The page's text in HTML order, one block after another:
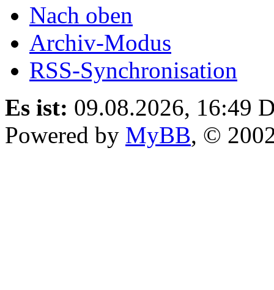
Nach oben
Archiv-Modus
RSS-Synchronisation
Es ist: 09.08.2026, 16:49
Powered by MyBB, ©